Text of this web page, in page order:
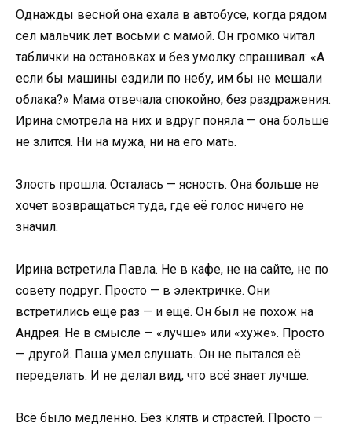
Однажды весной она ехала в автобусе, когда рядом
сел мальчик лет восьми с мамой. Он громко читал
таблички на остановках и без умолку спрашивал: «А
если бы машины ездили по небу, им бы не мешали
облака?» Мама отвечала спокойно, без раздражения.
Ирина смотрела на них и вдруг поняла — она больше
не злится. Ни на мужа, ни на его мать.
Злость прошла. Осталась — ясность. Она больше не
хочет возвращаться туда, где её голос ничего не
значил.
Ирина встретила Павла. Не в кафе, не на сайте, не по
совету подруг. Просто — в электричке. Они
встретились ещё раз — и ещё. Он был не похож на
Андрея. Не в смысле — «лучше» или «хуже». Просто
— другой. Паша умел слушать. Он не пытался её
переделать. И не делал вид, что всё знает лучше.
Всё было медленно. Без клятв и страстей. Просто —